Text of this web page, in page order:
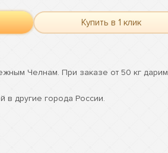
Купить в 1 клик
Челнам. При заказе от 50 кг дарим
в другие города России.